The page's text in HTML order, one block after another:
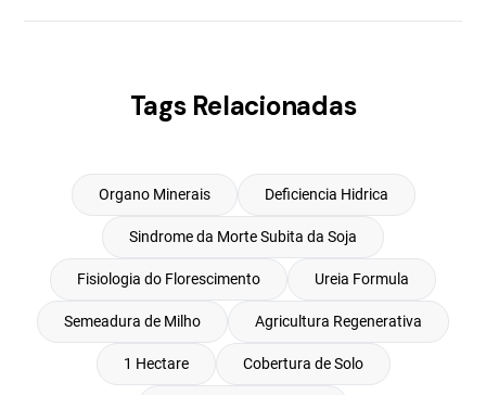
Tags Relacionadas
Organo Minerais Deficiencia Hidrica
Sindrome da Morte Subita da Soja
Fisiologia do Florescimento Ureia Formula
Semeadura de Milho Agricultura Regenerativa
1 Hectare Cobertura de Solo